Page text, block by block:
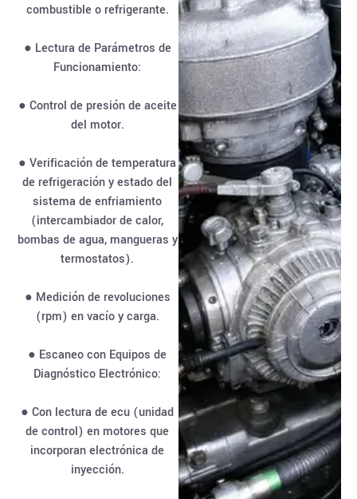
combustible o refrigerante.
● Lectura de Parámetros de
Funcionamiento:
● Control de presión de aceite
del motor.
● Verificación de temperatura
de refrigeración y estado del
sistema de enfriamiento
(intercambiador de calor,
bombas de agua, mangueras y
termostatos).
● Medición de revoluciones
(rpm) en vacío y carga.
● Escaneo con Equipos de
Diagnóstico Electrónico:
● Con lectura de ecu (unidad
de control) en motores que
incorporan electrónica de
inyección.